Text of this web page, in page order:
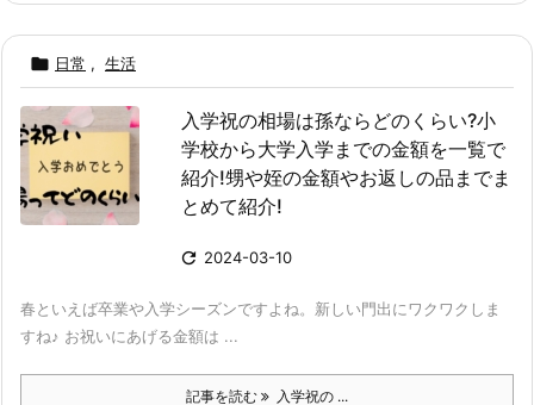
 日常 , 生活
入学祝の相場は孫ならどのくらい?小
学校から大学入学までの金額を一覧で
紹介!甥や姪の金額やお返しの品までま
とめて紹介!
 2024-03-10
春といえば卒業や入学シーズンですよね。新しい門出にワクワクしま
すね♪ お祝いにあげる金額は ...
記事を読む 入学祝の ...